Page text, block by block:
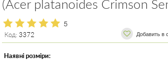
(Acer platanoides Crimson
5
Код: 3372 Добавить в
Наявні розміри: